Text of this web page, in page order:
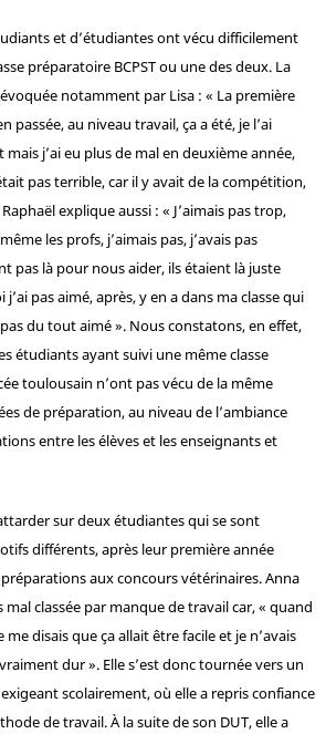
et d’étudiantes ont vécu difficilement
préparatoire BCPST ou une des deux. La
notamment par Lisa : « La première
passée, au niveau travail, ça a été, je l’ai
j’ai eu plus de mal en deuxième année,
pas terrible, car il y avait de la compétition,
explique aussi : « J’aimais pas trop,
les profs, j’aimais pas, j’avais pas
pas là pour nous aider, ils étaient là juste
pas aimé, après, y en a dans ma classe qui
du tout aimé ». Nous constatons, en effet,
étudiants ayant suivi une même classe
toulousain n’ont pas vécu de la même
de préparation, au niveau de l’ambiance
entre les élèves et les enseignants et
sur deux étudiantes qui se sont
différents, après leur première année
préparations aux concours vétérinaires. Anna
classée par manque de travail car, « quand
disais que ça allait être facile et je n’avais
dur ». Elle s’est donc tournée vers un
scolairement, où elle a repris confiance
de travail. À la suite de son DUT, elle a